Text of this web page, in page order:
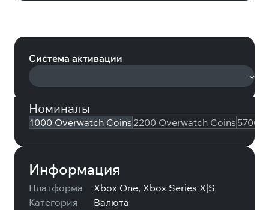
Система активации
Номиналы
1000 Overwatch Coins 2200 Overwatch Coins 5700
Информация
Платформа
Xbox One, Xbox Series X|S
Категория
Валюта